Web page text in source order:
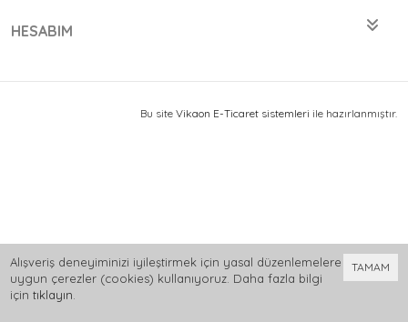
HESABIM
Bu site Vikaon E-Ticaret sistemleri ile hazırlanmıştır.
TAMAM
Alışveriş deneyiminizi iyileştirmek için yasal düzenlemelere
uygun çerezler (cookies) kullanıyoruz. Daha fazla bilgi
için tıklayın